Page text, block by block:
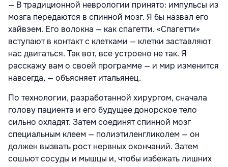
— В традиционной неврологии принято: импульсы из
мозга передаются в спинной мозг. Я бы назвал его
хайвэем. Его волокна — как спагетти. «Спагетти»
вступают в контакт с клетками — клетки заставляют
нас двигаться. Так вот, все устроено не так. Я
расскажу вам о своей программе — и мир изменится
навсегда, — объясняет итальянец.
По технологии, разработанной хирургом, сначала
голову пациента и его будущее донорское тело
сильно охладят. Затем соединят спинной мозг
специальным клеем — полиэтиленгликолем — он
должен вызвать рост нервных окончаний. Затем
сошьют сосуды и мышцы и, чтобы избежать лишних